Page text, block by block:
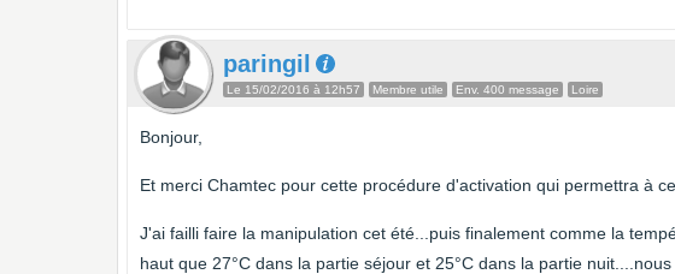
paringil
Le 15/02/2016 à 12h57 Membre utile Env. 400 message Loire
Bonjour,
Et merci Chamtec pour cette procédure d'activation qui permettra à
J'ai failli faire la manipulation cet été...puis finalement comme la
haut que 27°C dans la partie séjour et 25°C dans la partie